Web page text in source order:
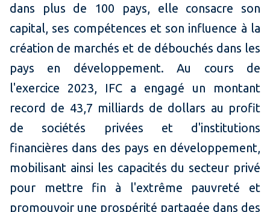
dans plus de 100 pays, elle consacre son
capital, ses compétences et son influence à la
création de marchés et de débouchés dans les
pays en développement. Au cours de
l'exercice 2023, IFC a engagé un montant
record de 43,7 milliards de dollars au profit
de sociétés privées et d'institutions
financières dans des pays en développement,
mobilisant ainsi les capacités du secteur privé
pour mettre fin à l'extrême pauvreté et
promouvoir une prospérité partagée dans des